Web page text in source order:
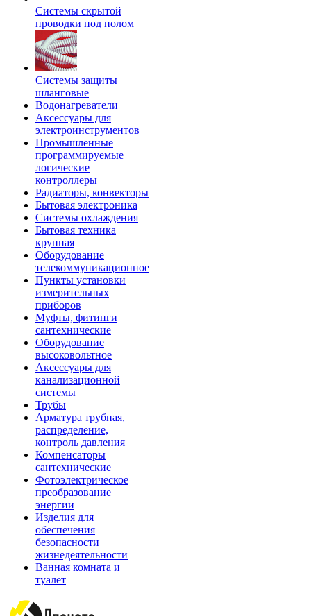
Системы скрытой
проводки под полом
Системы защиты
шланговые
Водонагреватели
Аксессуары для
электроинструментов
Промышленные
программируемые
логические
контроллеры
Радиаторы, конвекторы
Бытовая электроника
Системы охлаждения
Бытовая техника
крупная
Оборудование
телекоммуникационное
Пункты установки
измерительных
приборов
Муфты, фитинги
сантехнические
Оборудование
высоковольтное
Аксессуары для
канализационной
системы
Трубы
Арматура трубная,
распределение,
контроль давления
Компенсаторы
сантехнические
Фотоэлектрическое
преобразование
энергии
Изделия для
обеспечения
безопасности
жизнедеятельности
Ванная комната и
туалет